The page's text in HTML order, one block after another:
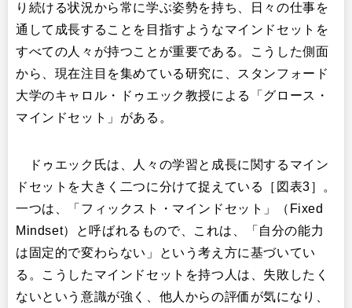
り続ける状況から常に学ぶ姿勢を持ち、日々の仕事を
通して成長することを目指すようなマインドセットを
すべての人々が持つことが重要である。こうした側面
から、現在注目を集めている研究に、スタンフォード
大学のキャロル・ドゥエック教授による「グロース・
マインドセット」がある。​
ドゥエック氏は、人々の学習と成長に関するマイン
ドセットを大きく二つに分けて捉えている［図表3］。
一つは、「フィックスト・マインドセット」（Fixed
Mindset）と呼ばれるもので、これは、「自分の能力
は固定的で変わらない」という考え方に基づいてい
る。こうしたマインドセットを持つ人は、失敗したく
ないという意識が強く、他人からの評価が気になり、